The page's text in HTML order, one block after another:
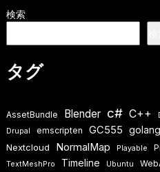
検索
タグ
AssetBundle Blender c# C++
Drupal emscripten GC555 golang
Nextcloud NormalMap Playable
TextMeshPro Timeline Ubuntu